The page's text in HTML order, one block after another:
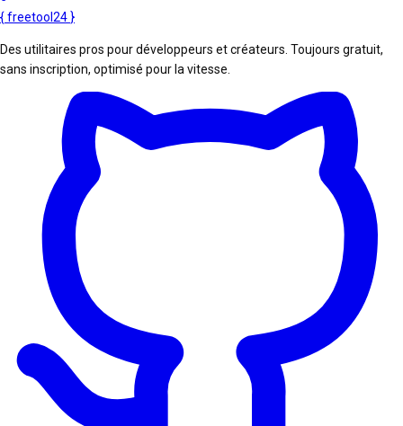
{freetool 24 }
Des utilitaires pros pour développeurs et créateurs. Toujours gratuit,
sans inscription, optimisé pour la vitesse.